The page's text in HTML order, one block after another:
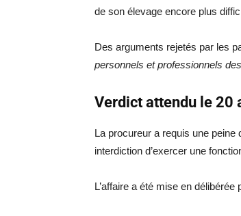
de son élevage encore plus
Des arguments rejetés par les
personnels et professionnels
Verdict attendu le 20
La procureur a requis une peine
interdiction d’exercer une
L’affaire a été mise en